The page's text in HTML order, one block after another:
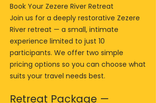
Book Your Zezere River Retreat
Join us for a deeply restorative Zezere
River retreat — a small, intimate
experience limited to just 10
participants. We offer two simple
pricing options so you can choose what
suits your travel needs best.
Retreat Package —